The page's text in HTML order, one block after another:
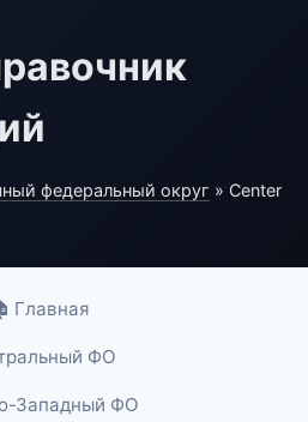
федеральный округ » Center
Главная
ФО
Западный ФО